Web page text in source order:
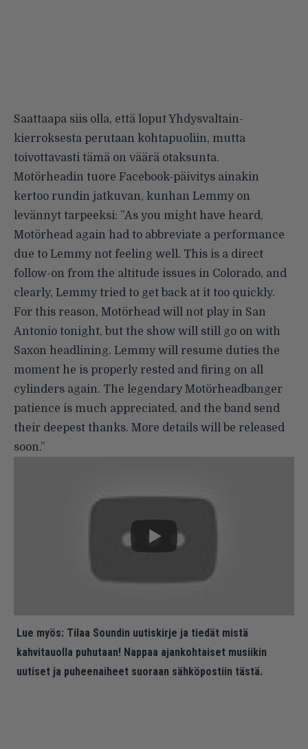
Saattaapa siis olla, että loput Yhdysvaltain-
kierroksesta perutaan kohtapuoliin, mutta
toivottavasti tämä on väärä otaksunta.
Motörheadin tuore Facebook-päivitys ainakin
kertoo rundin jatkuvan, kunhan Lemmy on
levännyt tarpeeksi: ”As you might have heard,
Motörhead again had to abbreviate a performance
due to Lemmy not feeling well. This is a direct
follow-on from the altitude issues in Colorado, and
clearly, Lemmy tried to get back at it too quickly.
For this reason, Motörhead will not play in San
Antonio tonight, but the show will still go on with
Saxon headlining. Lemmy will resume duties the
moment he is properly rested and firing on all
cylinders again. The legendary Motörheadbanger
patience is much appreciated, and the band send
their deepest thanks. More details will be released
soon.”
Lue myös: Tilaa Soundin uutiskirje ja tiedät mistä
kahvitauolla puhutaan! Nappaa ajankohtaiset musiikin
uutiset ja puheenaiheet suoraan sähköpostiin tästä.